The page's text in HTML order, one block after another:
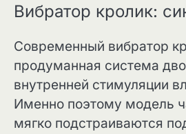
Вибратор кролик:
Современный вибратор
продуманная система
внутренней стимуляции
Именно поэтому модель
мягко подстраиваются